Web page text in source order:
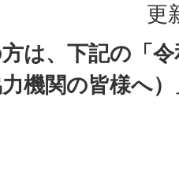
更
は、下記の「
機関の皆様へ